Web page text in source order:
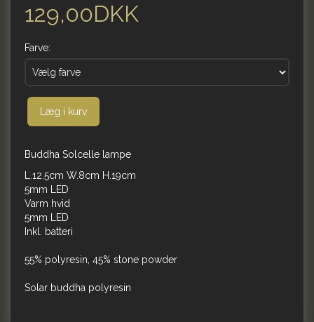
129,00DKK
Farve:
Læg i kurv
Buddha Solcelle lampe
L.12.5cm W.8cm H.19cm
5mm LED
Varm hvid
5mm LED
Inkl. batteri
55% polyresin, 45% stone powder
Solar buddha polyresin